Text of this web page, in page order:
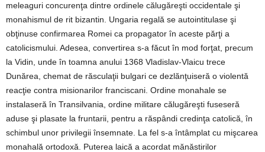
meleaguri concurenţa dintre ordinele călugăreşti occidentale şi
monahismul de rit bizantin. Ungaria regală se autointitulase şi
obţinuse confirmarea Romei ca propagator în aceste părţi a
catolicismului. Adesea, convertirea s-a făcut în mod forţat, precum
la Vidin, unde în toamna anului 1368 Vladislav-Vlaicu trece
Dunărea, chemat de răsculaţii bulgari ce dezlănţuiseră o violentă
reacţie contra misionarilor franciscani. Ordine monahale se
instalaseră în Transilvania, ordine militare călugăreşti fuseseră
aduse şi plasate la fruntarii, pentru a răspândi credinţa catolică, în
schimbul unor privilegii însemnate. La fel s-a întâmplat cu mişcarea
monahală ortodoxă. Puterea laică a acordat mănăstirilor